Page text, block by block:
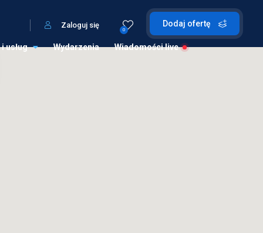
Dodaj ofertę
0
Zaloguj się
usług Wydarzenia Wiadomości live